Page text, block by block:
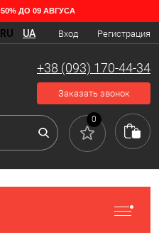
ДО 09 АВГУСА
Вход Регистрация
RU UA
+38 (093) 170-44-34
Заказать звонок
0